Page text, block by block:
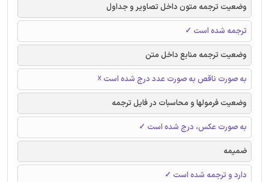
وضعیت ترجمه متون داخل تصاویر و جداول
ترجمه شده است ✓
وضعیت ترجمه منابع داخل متن
به صورت ناقص به صورت عدد درج شده است ☓
وضعیت فرمولها و محاسبات در فایل ترجمه
به صورت عکس، درج شده است ✓
ضمیمه
دارد و ترجمه شده است ✓